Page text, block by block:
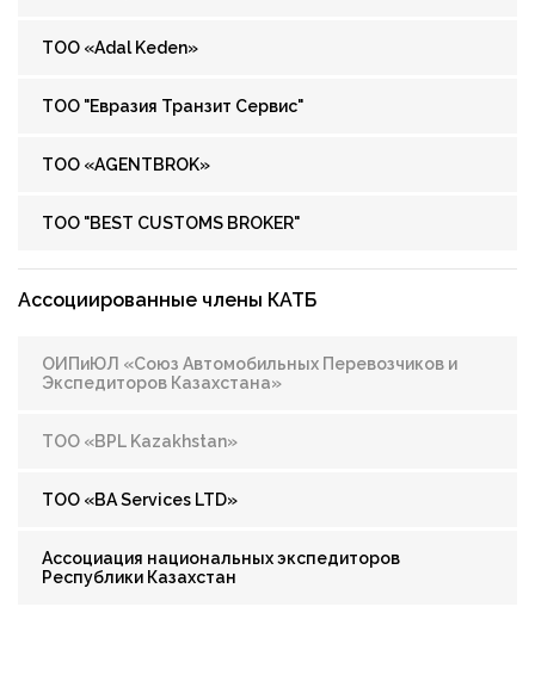
ТОО «Adal Keden»
ТОО "Евразия Транзит Сервис"
ТОО «AGENTBROK»
ТОО "BEST CUSTOMS BROKER"
Ассоциированные члены КАТБ
ОИПиЮЛ «Союз Автомобильных Перевозчиков и
Экспедиторов Казахстана»
ТОО «BPL Kazakhstan»
ТОО «BA Services LTD»
Ассоциация национальных экспедиторов
Республики Казахстан